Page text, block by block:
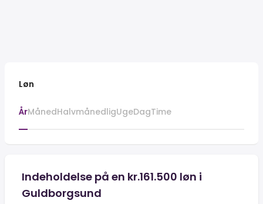
Løn
ÅrMånedHalvmånedligUgeDagTime
Indeholdelse på en kr.161.500 løn i
Guldborgsund